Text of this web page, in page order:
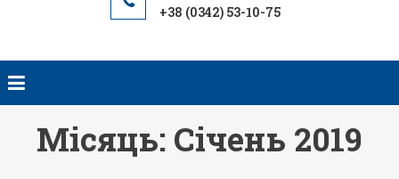
+38 (0342) 53-10-75
Місяць: Січень 2019